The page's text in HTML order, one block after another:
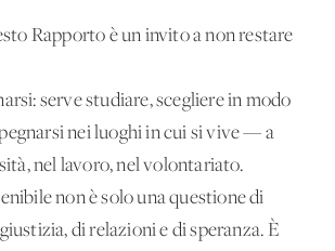
Rapporto è un invito a non restare
serve studiare, scegliere in modo
nei luoghi in cui si vive — a
nel lavoro, nel volontariato.
non è solo una questione di
di relazioni e di speranza. È